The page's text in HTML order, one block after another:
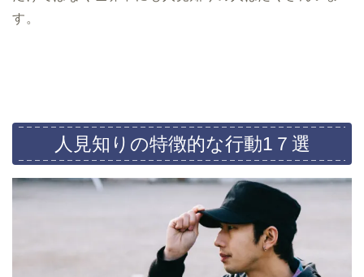
す。
人見知りの特徴的な行動1７選